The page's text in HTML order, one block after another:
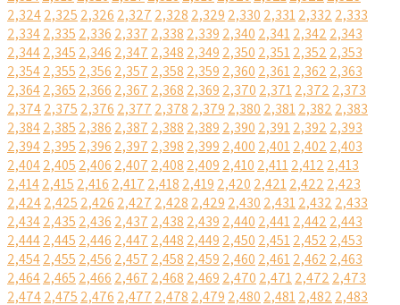
2,3242,325 2,326 2,327 2,328 2,329 2,330 2,3312,332 2,333
2,3342,335 2,336 2,337 2,338 2,339 2,340 2,3412,342 2,343
2,3442,345 2,346 2,347 2,348 2,349 2,350 2,3512,352 2,353
2,3542,355 2,356 2,357 2,358 2,359 2,360 2,3612,362 2,363
2,3642,365 2,366 2,367 2,368 2,369 2,370 2,3712,372 2,373
2,3742,375 2,376 2,377 2,378 2,379 2,380 2,3812,382 2,383
2,3842,385 2,386 2,387 2,388 2,389 2,390 2,3912,392 2,393
2,3942,395 2,396 2,397 2,398 2,399 2,400 2,4012,402 2,403
2,4042,405 2,406 2,407 2,408 2,409 2,410 2,4112,412 2,413
2,4142,415 2,416 2,417 2,418 2,419 2,420 2,4212,422 2,423
2,4242,425 2,426 2,427 2,428 2,429 2,430 2,4312,432 2,433
2,4342,435 2,436 2,437 2,438 2,439 2,440 2,4412,442 2,443
2,4442,445 2,446 2,447 2,448 2,449 2,450 2,4512,452 2,453
2,4542,455 2,456 2,457 2,458 2,459 2,460 2,4612,462 2,463
2,4642,465 2,466 2,467 2,468 2,469 2,470 2,4712,472 2,473
2,4742,475 2,476 2,477 2,478 2,479 2,480 2,4812,482 2,483